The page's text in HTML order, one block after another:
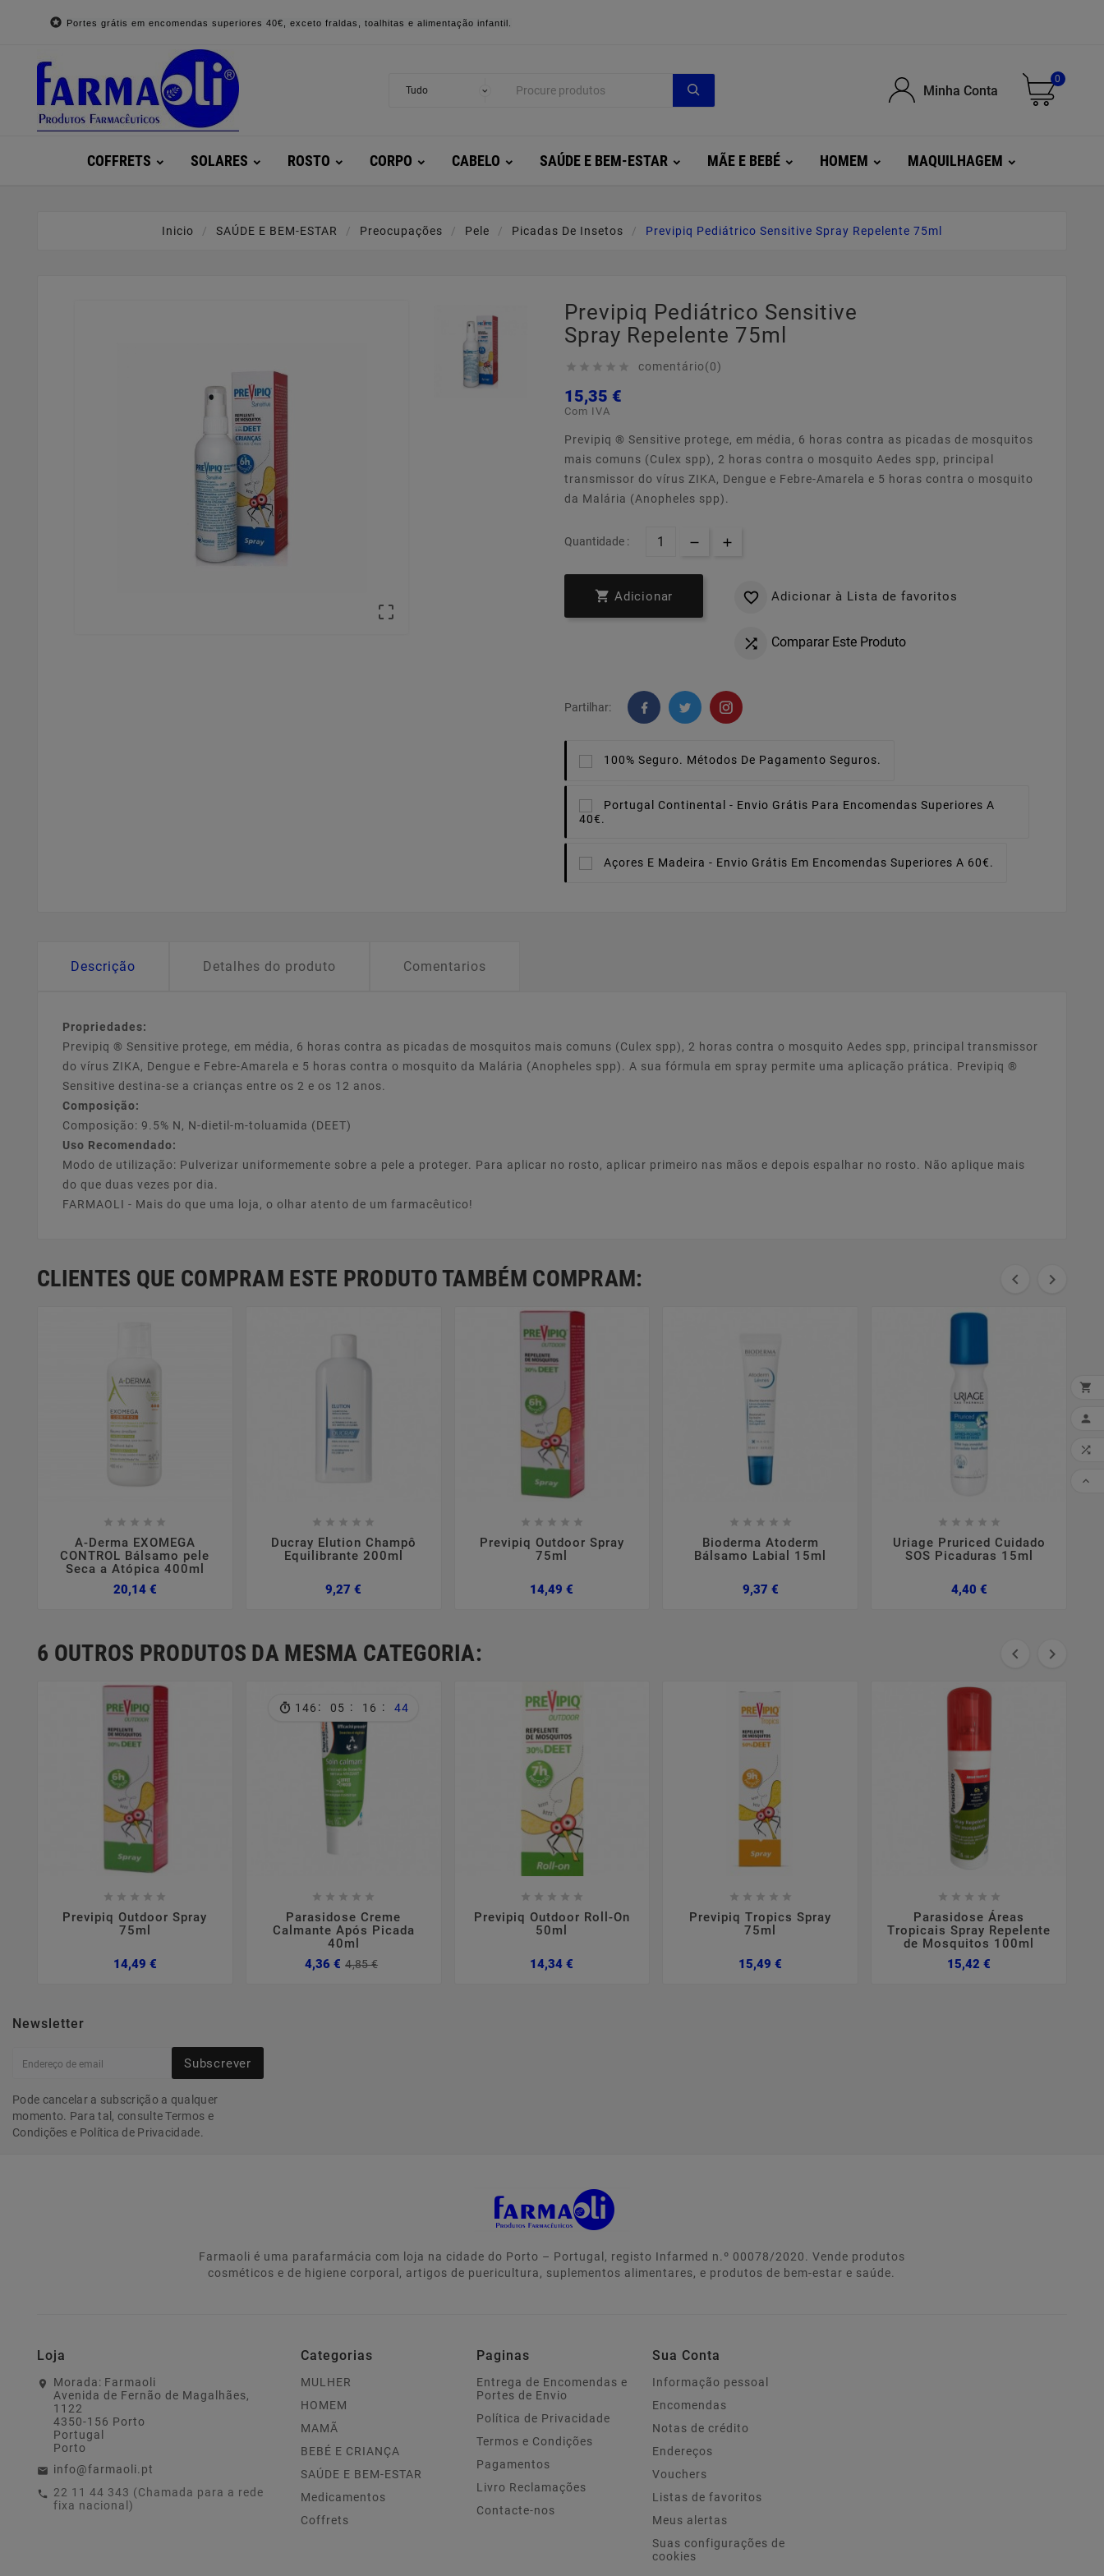
 Portes grátis em encomendas superiores 40€, exceto fraldas, toalhitas e alimentação infantil.
Minha Conta
0
COFFRETS SOLARES ROSTO CORPO CABELO SAÚDE E BEM-ESTAR MÃE E BEBÉ HOMEM MAQUILHAGEM
Inicio SAÚDE E BEM-ESTAR Preocupações Pele Picadas De Insetos Previpiq Pediátrico Sensitive Spray Repelente 75ml

Previpiq Pediátrico Sensitive
Spray Repelente 75ml
     comentário(0)
15,35 €
Com IVA
Previpiq ® Sensitive protege, em média, 6 horas contra as picadas de mosquitos
mais comuns (Culex spp), 2 horas contra o mosquito Aedes spp, principal
transmissor do vírus ZIKA, Dengue e Febre-Amarela e 5 horas contra o mosquito
da Malária (Anopheles spp).
Quantidade :
 Adicionar  Adicionar à Lista de favoritos
 Comparar Este Produto
Partilhar:
100% Seguro. Métodos De Pagamento Seguros.
Portugal Continental - Envio Grátis Para Encomendas Superiores A
40€.
Açores E Madeira - Envio Grátis Em Encomendas Superiores A 60€.
Descrição Detalhes do produto Comentarios
Propriedades:
Previpiq ® Sensitive protege, em média, 6 horas contra as picadas de mosquitos mais comuns (Culex spp), 2 horas contra o mosquito Aedes spp, principal transmissor
do vírus ZIKA, Dengue e Febre-Amarela e 5 horas contra o mosquito da Malária (Anopheles spp). A sua fórmula em spray permite uma aplicação prática. Previpiq ®
Sensitive destina-se a crianças entre os 2 e os 12 anos.
Composição:
Composição: 9.5% N, N-dietil-m-toluamida (DEET)
Uso Recomendado:
Modo de utilização: Pulverizar uniformemente sobre a pele a proteger. Para aplicar no rosto, aplicar primeiro nas mãos e depois espalhar no rosto. Não aplique mais
do que duas vezes por dia.
FARMAOLI - Mais do que uma loja, o olhar atento de um farmacêutico!
CLIENTES QUE COMPRAM ESTE PRODUTO TAMBÉM COMPRAM:  
    
A-Derma EXOMEGA
CONTROL Bálsamo pele
Seca a Atópica 400ml
20,14 €Preço
    
Ducray Elution Champô
Equilibrante 200ml
9,27 €
    
Previpiq Outdoor Spray
75ml
14,49 €
    
Bioderma Atoderm
Bálsamo Labial 15ml
9,37 €Preço
    
Uriage Pruriced Cuidado
SOS Picaduras 15ml
4,40 €Preço
6 OUTROS PRODUTOS DA MESMA CATEGORIA:  
    
Previpiq Outdoor Spray
75ml
14,49 €Preço
146 : 05 : 16 : 44
    
Parasidose Creme
Calmante Após Picada
40ml
4,36 € 4,85 €
    
Previpiq Outdoor Roll-On
50ml
14,34 €
    
Previpiq Tropics Spray
75ml
15,49 €

    
Parasidose Áreas
Tropicais Spray Repelente
de Mosquitos 100ml
15,42 €
Newsletter
Subscrever
Pode cancelar a subscrição a qualquer
momento. Para tal, consulte Termos e
Condições e Política de Privacidade.
Farmaoli é uma parafarmácia com loja na cidade do Porto – Portugal, registo Infarmed n.º 00078/2020. Vende produtos
cosméticos e de higiene corporal, artigos de puericultura, suplementos alimentares, e produtos de bem-estar e saúde.
Loja
Morada: Farmaoli
Avenida de Fernão de Magalhães,
1122
4350-156 Porto
Portugal
Porto
info@farmaoli.pt
22 11 44 343 (Chamada para a rede
fixa nacional)
Categorias
MULHER
HOMEM
MAMÃ
BEBÉ E CRIANÇA
SAÚDE E BEM-ESTAR
Medicamentos
Coffrets
Paginas
Entrega de Encomendas e
Portes de Envio
Política de Privacidade
Termos e Condições
Pagamentos
Livro Reclamações
Contacte-nos
Sua Conta
Informação pessoal
Encomendas
Notas de crédito
Endereços
Vouchers
Listas de favoritos
Meus alertas
Suas configurações de
cookies



